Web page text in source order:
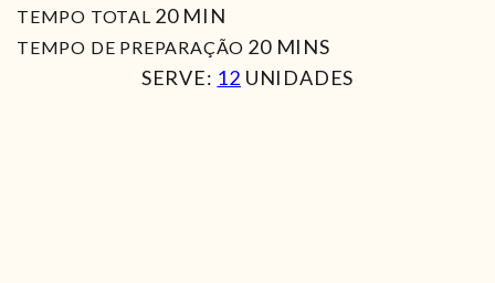
TEMPO TOTAL 20MIN
MIN
TEMPO DE PREPARAÇÃO 20MIN
MINS
SERVE: 12 UNIDADES